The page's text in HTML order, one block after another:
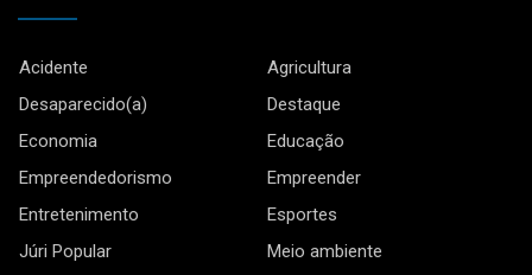
Acidente
Agricultura
Desaparecido(a)
Destaque
Economia
Educação
Empreendedorismo
Empreender
Entretenimento
Esportes
Júri Popular
Meio ambiente